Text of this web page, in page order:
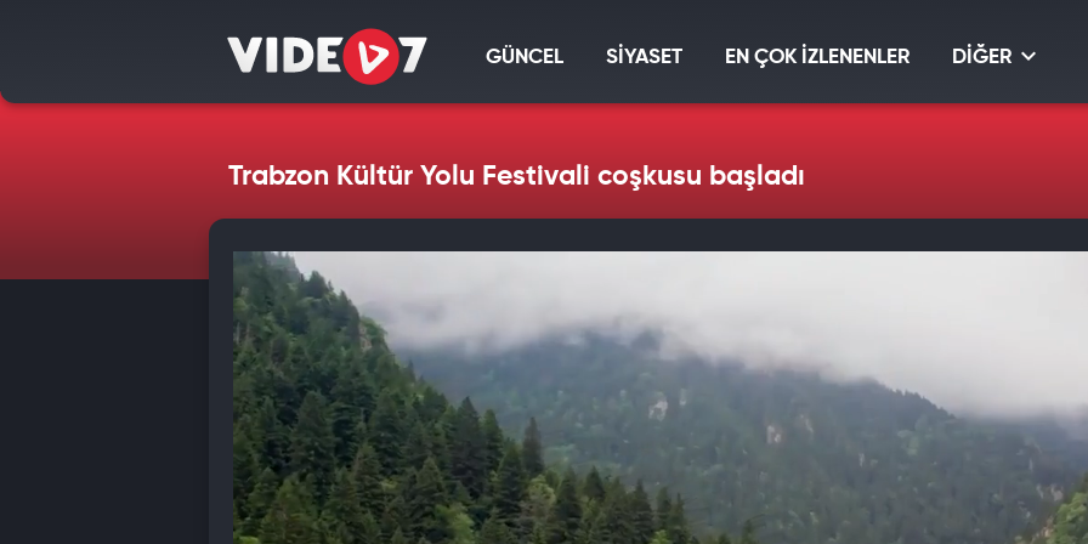
GÜNCEL SİYASET EN ÇOK İZLENENLER DİĞER
Trabzon Kültür Yolu Festivali coşkusu başladı